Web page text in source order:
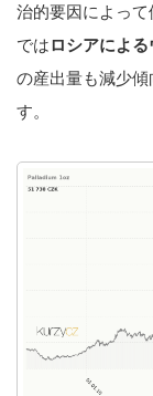
治的要因によっ
ではロシアによ
の産出量も減少
す。